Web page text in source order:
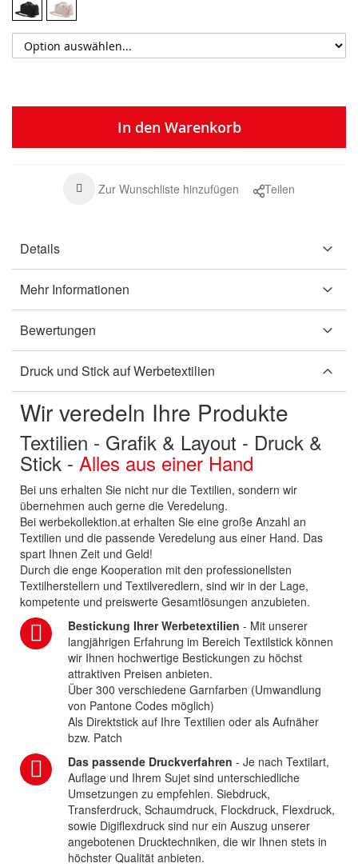
In den Warenkorb
Zur Wunschliste hinzufügen Teilen
Details
Mehr Informationen
Bewertungen
Druck und Stick auf Werbetextilien
Wir veredeln Ihre Produkte
Textilien - Grafik & Layout - Druck &
Stick - Alles aus einer Hand
Bei uns erhalten Sie nicht nur die Textilien, sondern wir
übernehmen auch gerne die Veredelung.
Bei werbekollektion.at erhalten Sie eine große Anzahl an
Textilien und die passende Veredelung aus einer Hand. Das
spart Ihnen Zeit und Geld!
Durch die enge Kooperation mit den professionellsten
Textilherstellern und Textilveredlern, sind wir in der Lage,
kompetente und preiswerte Gesamtlösungen anzubieten.
Bestickung Ihrer Werbetextilien - Mit unserer
langjährigen Erfahrung im Bereich Textilstick können
wir Ihnen hochwertige Bestickungen zu höchst
attraktiven Preisen anbieten.
Über 300 verschiedene Garnfarben (Umwandlung
von Pantone Codes möglich)
Als Direktstick auf Ihre Textilien oder als Aufnäher
bzw. Patch
Das passende Druckverfahren - Je nach Textilart,
Auflage und Ihrem Sujet sind unterschiedliche
Umsetzungen zu empfehlen. Siebdruck,
Transferdruck, Schaumdruck, Flockdruck, Flexdruck,
sowie Digiflexdruck sind nur ein Auszug unserer
angebotenen Drucktechniken, die wir Ihnen stets in
höchster Qualität anbieten.